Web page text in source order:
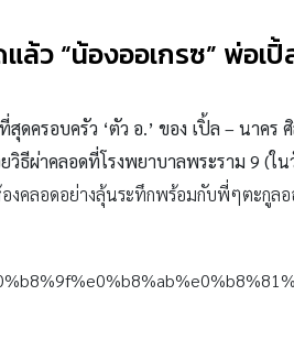
ล้ว “น้องออเกรซ” พ่อเ
สุดครอบครัว ‘ตัว อ.’ ของ เปิ้ล – นาคร
วิธีผ่าคลอดที่โรงพยาบาลพระราม 9 (
งคลอดอย่างลุ้นระทึกพร้อมกับพี่ๆตะกูลอ